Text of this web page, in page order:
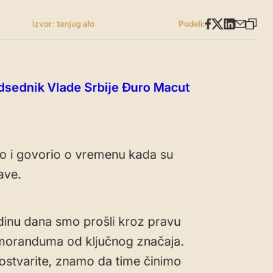
Izvor: tanjug alo Podeli:
Vlade Srbije Đuro Macut
i govorio o vremenu kada su
dana smo prošli kroz pravu
od ključnog značaja.
znamo da time činimo